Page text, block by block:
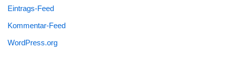
Eintrags-Feed
Kommentar-Feed
WordPress.org